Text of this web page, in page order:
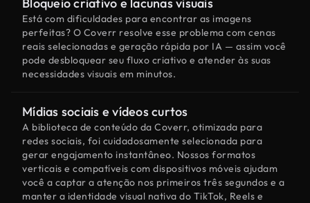
Está com dificuldades para encontrar as imagens
perfeitas? O Coverr resolve esse problema com cenas
reais selecionadas e geração rápida por IA — assim você
pode desbloquear seu fluxo criativo e atender às suas
necessidades visuais em minutos.
Mídias sociais e vídeos curtos
A biblioteca de conteúdo da Coverr, otimizada para
redes sociais, foi cuidadosamente selecionada para
gerar engajamento instantâneo. Nossos formatos
verticais e compatíveis com dispositivos móveis ajudam
você a captar a atenção nos primeiros três segundos e a
manter a identidade visual nativa do TikTok, Reels e